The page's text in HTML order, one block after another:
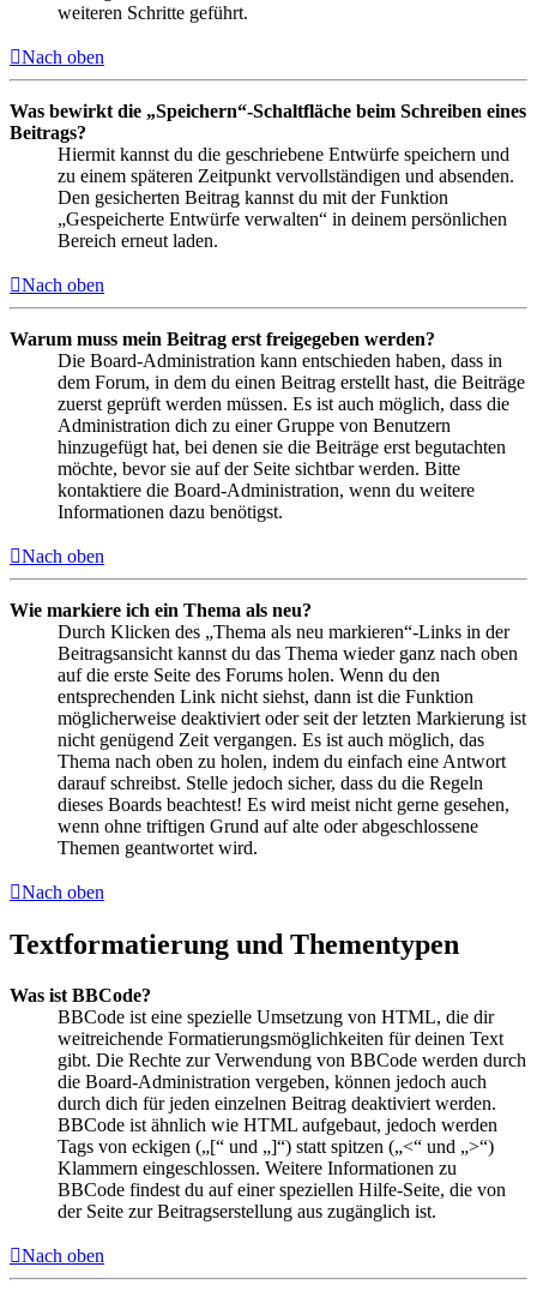
weiteren Schritte geführt.
Nach oben
Was bewirkt die „Speichern“-Schaltfläche beim Schreiben eines
Beitrags?
Hiermit kannst du die geschriebene Entwürfe speichern und
zu einem späteren Zeitpunkt vervollständigen und absenden.
Den gesicherten Beitrag kannst du mit der Funktion
„Gespeicherte Entwürfe verwalten“ in deinem persönlichen
Bereich erneut laden.
Nach oben
Warum muss mein Beitrag erst freigegeben werden?
Die Board-Administration kann entschieden haben, dass in
dem Forum, in dem du einen Beitrag erstellt hast, die Beiträge
zuerst geprüft werden müssen. Es ist auch möglich, dass die
Administration dich zu einer Gruppe von Benutzern
hinzugefügt hat, bei denen sie die Beiträge erst begutachten
möchte, bevor sie auf der Seite sichtbar werden. Bitte
kontaktiere die Board-Administration, wenn du weitere
Informationen dazu benötigst.
Nach oben
Wie markiere ich ein Thema als neu?
Durch Klicken des „Thema als neu markieren“-Links in der
Beitragsansicht kannst du das Thema wieder ganz nach oben
auf die erste Seite des Forums holen. Wenn du den
entsprechenden Link nicht siehst, dann ist die Funktion
möglicherweise deaktiviert oder seit der letzten Markierung ist
nicht genügend Zeit vergangen. Es ist auch möglich, das
Thema nach oben zu holen, indem du einfach eine Antwort
darauf schreibst. Stelle jedoch sicher, dass du die Regeln
dieses Boards beachtest! Es wird meist nicht gerne gesehen,
wenn ohne triftigen Grund auf alte oder abgeschlossene
Themen geantwortet wird.
Nach oben
Textformatierung und Thementypen
Was ist BBCode?
BBCode ist eine spezielle Umsetzung von HTML, die dir
weitreichende Formatierungsmöglichkeiten für deinen Text
gibt. Die Rechte zur Verwendung von BBCode werden durch
die Board-Administration vergeben, können jedoch auch
durch dich für jeden einzelnen Beitrag deaktiviert werden.
BBCode ist ähnlich wie HTML aufgebaut, jedoch werden
Tags von eckigen („[“ und „]“) statt spitzen („<“ und „>“)
Klammern eingeschlossen. Weitere Informationen zu
BBCode findest du auf einer speziellen Hilfe-Seite, die von
der Seite zur Beitragserstellung aus zugänglich ist.
Nach oben